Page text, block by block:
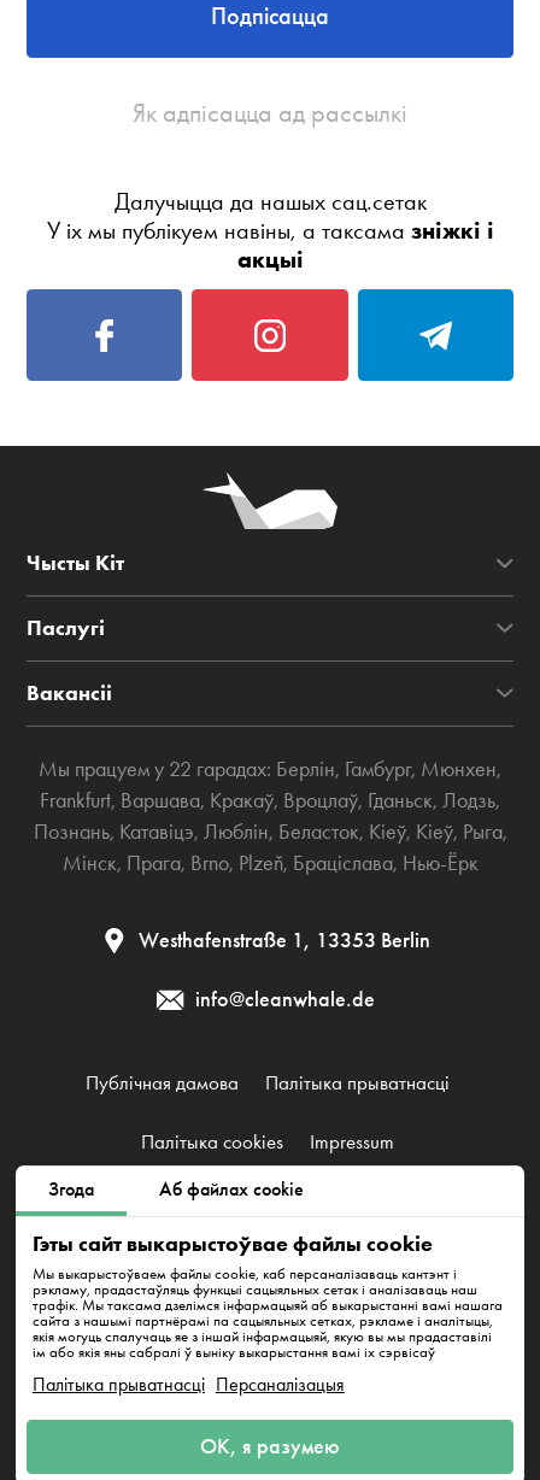
Згода Аб файлах cookie
Гэты сайт выкарыстоўвае файлы cookie
Мы выкарыстоўваем файлы cookie, каб персаналізаваць кантэнт і
рэкламу, прадастаўляць функцыі сацыяльных сетак і аналізаваць наш
трафік. Мы таксама дзелімся інфармацыяй аб выкарыстанні вамі нашага
сайта з нашымі партнёрамі па сацыяльных сетках, рэкламе і аналітыцы,
якія могуць спалучаць яе з іншай інфармацыяй, якую вы мы прадаставілі
ім або якія яны сабралі ў выніку выкарыстання вамі іх сэрвісаў
Палітыка прыватнасці Персаналізацыя
ОК, я разумею
Подпісацца
Як адпісацца ад рассылкі
Далучыцца да нашых сац.сетак
У іх мы публікуем навіны, а таксама зніжкі і
акцыі
Чысты Кіт
Паслугі
Вакансіі
Мы працуем у 22 гарадах: Берлін, Гамбург, Мюнхен,
Frankfurt, Варшава, Кракаў, Вроцлаў, Гданьск, Лодзь,
Познань, Катавіцэ, Люблін, Беласток, Кіеў, Кіеў, Рыга,
Мінск, Прага, Brno, Plzeň, Браціслава, Нью-Ёрк
Westhafenstraße 1, 13353 Berlin
info@cleanwhale.de
Публічная дамова Палітыка прыватнасці
Палітыка cookies Impressum
CleanWhale GmbH, HRB 240046 B, DE353460818
Westhafenstraße 1, 13353 Berlin
Напішыце нам